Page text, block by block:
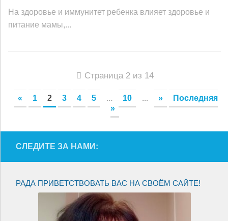
На здоровье и иммунитет ребенка влияет здоровье и
питание мамы,...
Страница 2 из 14
« 1 2 3 4 5 ... 10 ... »
Последняя
»
СЛЕДИТЕ ЗА НАМИ:
РАДА ПРИВЕТСТВОВАТЬ ВАС НА СВОЁМ САЙТЕ!